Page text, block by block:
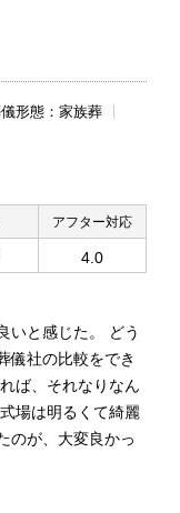
形態：家族葬
アフター対応
4.0
いと感じた。 どう
儀社の比較をでき
ば、それなりなん
場は明るくて綺麗
のが、大変良かっ